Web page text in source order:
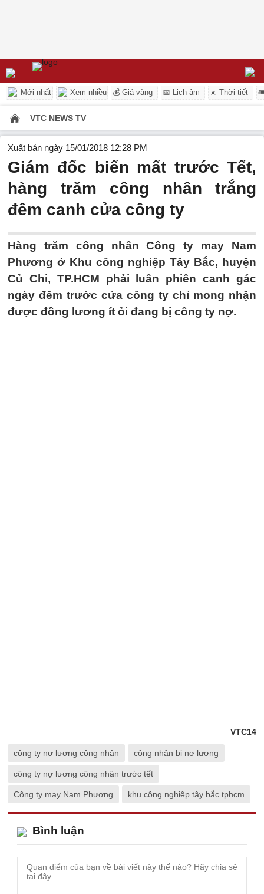
Mới nhất Xem nhiều 💰 Giá vàng 📅 Lịch âm ☀️ Thời tiết
VTC NEWS TV
Xuất bản ngày 15/01/2018 12:28 PM
Giám đốc biến mất trước Tết,
hàng trăm công nhân trắng
đêm canh cửa công ty
Hàng trăm công nhân Công ty may Nam
Phương ở Khu công nghiệp Tây Bắc, huyện
Củ Chi, TP.HCM phải luân phiên canh gác
ngày đêm trước cửa công ty chỉ mong nhận
được đồng lương ít ỏi đang bị công ty nợ.
VTC14
công ty nợ lương công nhân công nhân bị nợ lương
công ty nợ lương công nhân trước tết
Công ty may Nam Phương khu công nghiệp tây bắc tphcm
Bình luận